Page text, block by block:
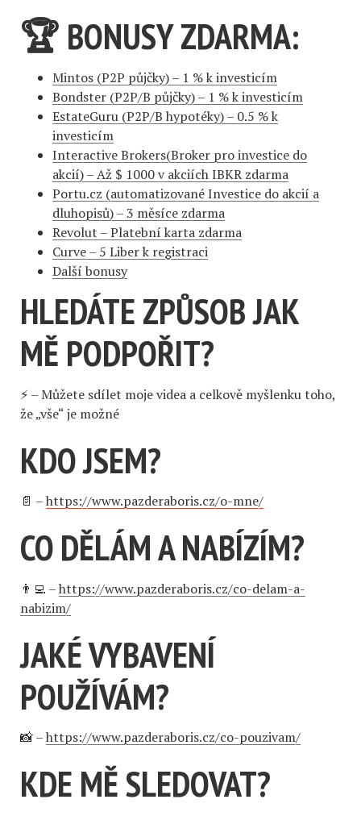
🏆 BONUSY ZDARMA:
Mintos (P2P půjčky) – 1 % k investicím
Bondster (P2P/B půjčky) – 1 % k investicím
EstateGuru (P2P/B hypotéky) – 0.5 % k
investicím
Interactive Brokers(Broker pro investice do
akcií) – Až $ 1000 v akciích IBKR zdarma
Portu.cz (automatizované Investice do akcií a
dluhopisů) – 3 měsíce zdarma
Revolut – Platební karta zdarma
Curve – 5 Liber k registraci
Další bonusy
HLEDÁTE ZPŮSOB JAK
MĚ PODPOŘIT?
⚡️ – Můžete sdílet moje videa a celkově myšlenku toho,
že „vše“ je možné
KDO JSEM?
📄 –https://www.pazderaboris.cz/o-mne/
CO DĚLÁM A NABÍZÍM?
👨‍💻 –https://www.pazderaboris.cz/co-delam-a-
nabizim/
JAKÉ VYBAVENÍ
POUŽÍVÁM?
📸 –https://www.pazderaboris.cz/co-pouzivam/
KDE MĚ SLEDOVAT?